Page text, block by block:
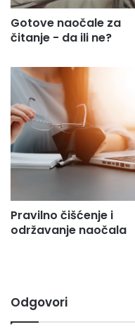
Gotove naočale za
čitanje - da ili ne?
Pravilno čišćenje i
održavanje naočala
Odgovori